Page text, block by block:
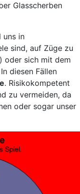
Glasscherben
uns in
sind, auf Züge zu
oder sich mit dem
diesen Fällen
. Risikokompetent
zu vermeiden, da
oder sogar unser